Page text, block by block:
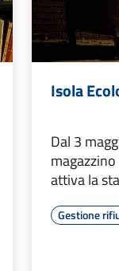
Isola
Dal 3
attiva la
Gestione